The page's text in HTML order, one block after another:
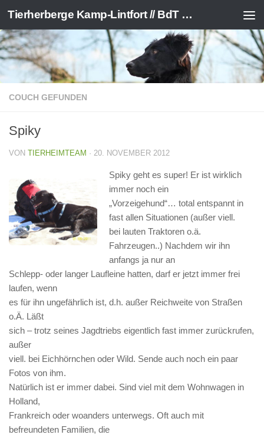
Zum Inhalt springen Tierherberge Kamp-Lintfort // BdT e.V.
COUCH GEFUNDEN
Spiky
VON TIERHEIMTEAM · 20. NOVEMBER 2012
Spiky geht es super! Er ist wirklich
immer noch ein
„Vorzeigehund“… total entspannt in
fast allen Situationen (außer viell.
bei lauten Traktoren o.ä.
Fahrzeugen..) Nachdem wir ihn
anfangs ja nur an
Schlepp- oder langer Laufleine hatten, darf er jetzt immer frei
laufen, wenn
es für ihn ungefährlich ist, d.h. außer Reichweite von Straßen
o.Ä. Läßt
sich – trotz seines Jagdtriebs eigentlich fast immer zurückrufen,
außer
viell. bei Eichhörnchen oder Wild. Sende auch noch ein paar
Fotos von ihm.
Natürlich ist er immer dabei. Sind viel mit dem Wohnwagen in
Holland,
Frankreich oder woanders unterwegs. Oft auch mit
befreundeten Familien, die